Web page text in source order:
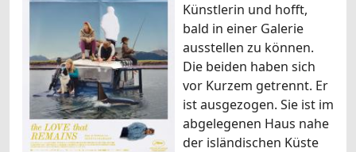
Künstlerin und hofft,
bald in einer Galerie
ausstellen zu können.
Die beiden haben sich
vor Kurzem getrennt. Er
ist ausgezogen. Sie ist im
abgelegenen Haus nahe
der isländischen Küste